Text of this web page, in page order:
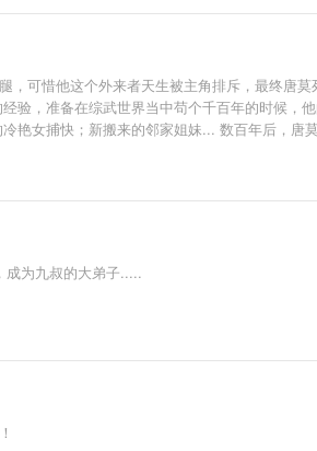
可惜他这个外来者天生被主角排斥，最终唐
，准备在综武世界当中苟个千百年的时候，
女捕快；新搬来的邻家姐妹... 数百年后，唐
为九叔的大弟子.....